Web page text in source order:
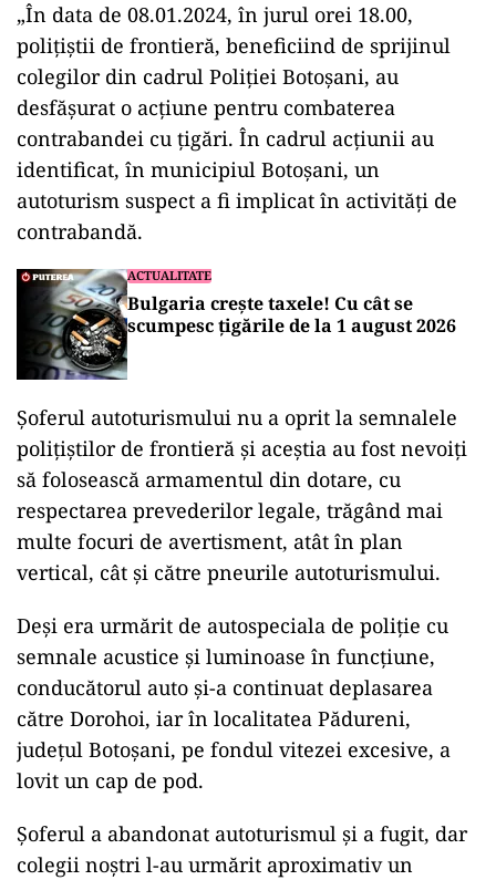
„În data de 08.01.2024, în jurul orei 18.00,
poliţiştii de frontieră, beneficiind de sprijinul
colegilor din cadrul Poliției Botoșani, au
desfășurat o acțiune pentru combaterea
contrabandei cu țigări. În cadrul acțiunii au
identificat, în municipiul Botoșani, un
autoturism suspect a fi implicat în activități de
contrabandă.
ACTUALITATE
Bulgaria crește taxele! Cu cât se
scumpesc țigările de la 1 august 2026
Șoferul autoturismului nu a oprit la semnalele
polițiștilor de frontieră și aceștia au fost nevoiți
să folosească armamentul din dotare, cu
respectarea prevederilor legale, trăgând mai
multe focuri de avertisment, atât în plan
vertical, cât și către pneurile autoturismului.
Deși era urmărit de autospeciala de poliție cu
semnale acustice și luminoase în funcțiune,
conducătorul auto și-a continuat deplasarea
către Dorohoi, iar în localitatea Pădureni,
județul Botoșani, pe fondul vitezei excesive, a
lovit un cap de pod.
Șoferul a abandonat autoturismul și a fugit, dar
colegii noștri l-au urmărit aproximativ un